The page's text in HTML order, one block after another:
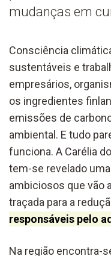
mudanças em
Consciência
sustentáveis e
empresários,
os ingredientes
emissões de
ambiental. E tudo
funciona. A Carélia
tem-se revelado
ambiciosos que vão
traçada para a
responsáveis pelo
Na região encontra-